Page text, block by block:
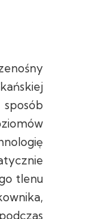
tlenu